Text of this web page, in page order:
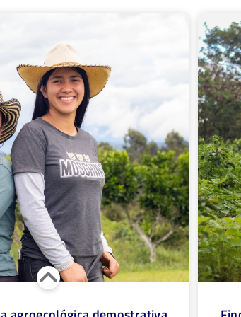
de primero a grado
español, ciencias
en el marco del a
y estudiantes de
Se
circular
evaluan
prototipo
la
prototipo
aspectos